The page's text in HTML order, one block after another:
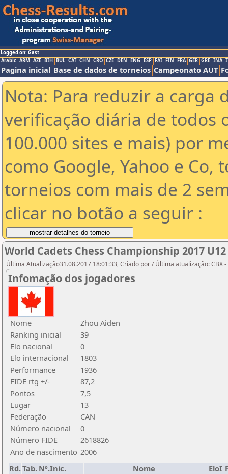
Logged on: Gast
Arabic ARM AZE BIH BUL CAT CHN CRO CZE DEN ENG ESP FAI FIN FRA GER GRE INA
Pagina inicial Base de dados de torneios Campeonato AUT
Nota: Para reduzir a carga
verificação diária de todos
100.000 sites e mais) por
como Google, Yahoo e Co,
torneios com mais de 2
clicar no botão a seguir :
World Cadets Chess Championship 2017
Última Atualização31.08.2017 18:01:33, Criado por / Última atualização: CBX
Infomação dos jogadores
Nome
Zhou Aiden
Ranking inicial
39
Elo nacional
0
Elo internacional
1803
Performance
1936
FIDE rtg +/-
87,2
Pontos
7,5
Lugar
13
Federação
CAN
Número nacional
0
Número FIDE
2618826
Ano de nascimento 2006
Rd.Tab. Nº.Inic. Nome EloI